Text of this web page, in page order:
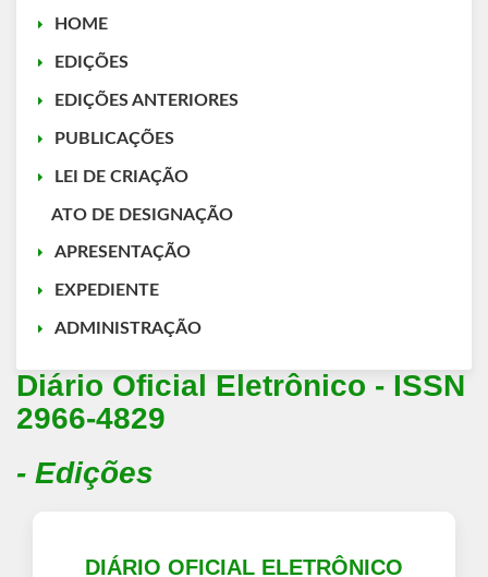
HOME
EDIÇÕES
EDIÇÕES ANTERIORES
PUBLICAÇÕES
LEI DE CRIAÇÃO
ATO DE DESIGNAÇÃO
APRESENTAÇÃO
EXPEDIENTE
ADMINISTRAÇÃO
Diário Oficial Eletrônico - ISSN
2966-4829
- Edições
DIÁRIO OFICIAL ELETRÔNICO